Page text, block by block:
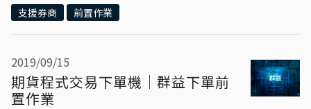
支援券商 前置作業
2019/09/15
期貨程式交易下單機｜群益下單前
置作業